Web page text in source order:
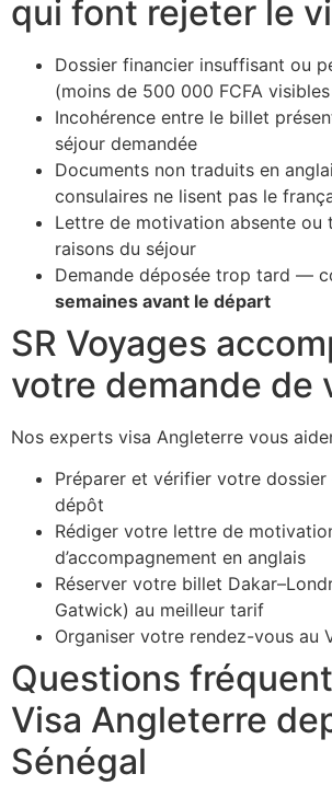
qui font rejeter le
Dossier financier insuffisant ou
(moins de 500 000 FCFA
Incohérence entre le billet
séjour demandée
Documents non traduits en
consulaires ne lisent pas le
Lettre de motivation absente ou
raisons du séjour
Demande déposée trop tard —
semaines avant le départ
SR Voyages
votre demande de
Nos experts visa Angleterre vous
Préparer et vérifier votre
dépôt
Rédiger votre lettre de
d’accompagnement en anglais
Réserver votre billet
Gatwick) au meilleur tarif
Organiser votre rendez-vous au
Questions
Visa Angleterre
Sénégal